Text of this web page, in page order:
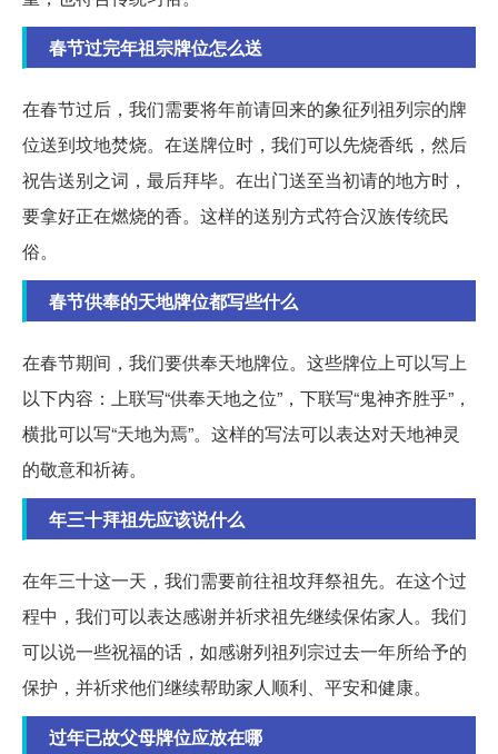
春节过完年祖宗牌位怎么送
在春节过后，我们需要将年前请回来的象征列祖列宗的牌
位送到坟地焚烧。在送牌位时，我们可以先烧香纸，然后
祝告送别之词，最后拜毕。在出门送至当初请的地方时，
要拿好正在燃烧的香。这样的送别方式符合汉族传统民
俗。
春节供奉的天地牌位都写些什么
在春节期间，我们要供奉天地牌位。这些牌位上可以写上
以下内容：上联写“供奉天地之位”，下联写“鬼神齐胜乎”，
横批可以写“天地为焉”。这样的写法可以表达对天地神灵
的敬意和祈祷。
年三十拜祖先应该说什么
在年三十这一天，我们需要前往祖坟拜祭祖先。在这个过
程中，我们可以表达感谢并祈求祖先继续保佑家人。我们
可以说一些祝福的话，如感谢列祖列宗过去一年所给予的
保护，并祈求他们继续帮助家人顺利、平安和健康。
过年已故父母牌位应放在哪